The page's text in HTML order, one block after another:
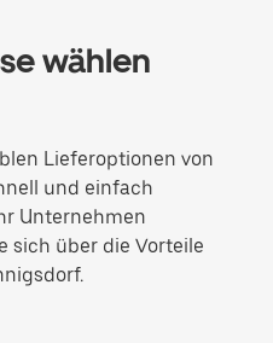
wählen
Lieferoptionen von
und einfach
Unternehmen
sich über die Vorteile